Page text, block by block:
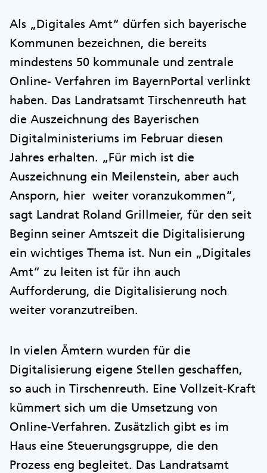
Als „Digitales Amt“ dürfen sich bayerische
Kommunen bezeichnen, die bereits
mindestens 50 kommunale und zentrale
Online- Verfahren im BayernPortal verlinkt
haben. Das Landratsamt Tirschenreuth hat
die Auszeichnung des Bayerischen
Digitalministeriums im Februar diesen
Jahres erhalten. „Für mich ist die
Auszeichnung ein Meilenstein, aber auch
Ansporn, hier weiter voranzukommen“,
sagt Landrat Roland Grillmeier, für den seit
Beginn seiner Amtszeit die Digitalisierung
ein wichtiges Thema ist. Nun ein „Digitales
Amt“ zu leiten ist für ihn auch
Aufforderung, die Digitalisierung noch
weiter voranzutreiben.
In vielen Ämtern wurden für die
Digitalisierung eigene Stellen geschaffen,
so auch in Tirschenreuth. Eine Vollzeit-Kraft
kümmert sich um die Umsetzung von
Online-Verfahren. Zusätzlich gibt es im
Haus eine Steuerungsgruppe, die den
Prozess eng begleitet. Das Landratsamt